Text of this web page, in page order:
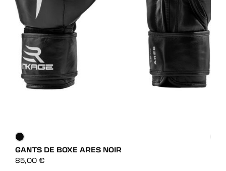
GANTS DE BOXE ARES NOIR
85,00 €